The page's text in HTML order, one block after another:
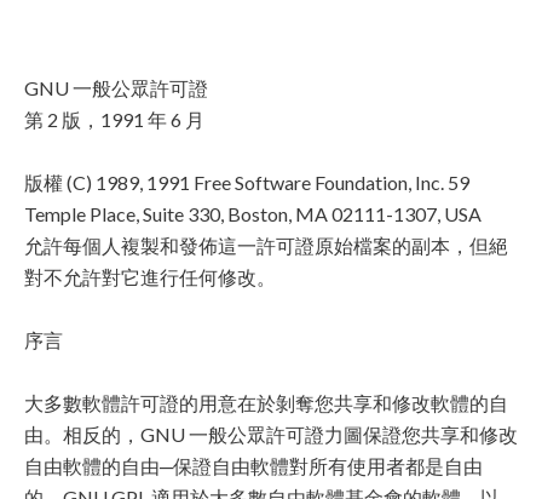
GNU 一般公眾許可證
第 2 版，1991 年 6 月
版權 (C) 1989, 1991 Free Software Foundation, Inc. 59
Temple Place, Suite 330, Boston, MA 02111-1307, USA
允許每個人複製和發佈這一許可證原始檔案的副本，但絕
對不允許對它進行任何修改。
序言
大多數軟體許可證的用意在於剝奪您共享和修改軟體的自
由。相反的，GNU 一般公眾許可證力圖保證您共享和修改
自由軟體的自由─保證自由軟體對所有使用者都是自由